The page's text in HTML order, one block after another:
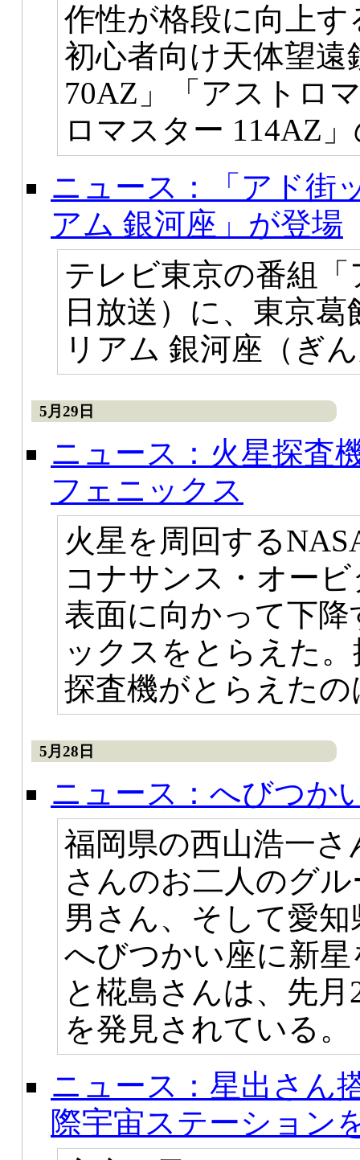
作性が格段に向上
初心者向け天体望
70AZ」「アストロ
ロマスター 114AZ
ニュース：「アド街
アム 銀河座」が登場
テレビ東京の番組
日放送）に、東京
リアム 銀河座（ぎ
5月29日
ニュース：火星探査
フェニックス
火星を周回する
コナサンス・オー
表面に向かって下
ックスをとらえた
探査機がとらえた
5月28日
ニュース：へびつか
福岡県の西山浩一
さんのお二人のグ
男さん、そして愛
へびつかい座に新
と椛島さんは、先
を発見されている。
ニュース：星出さん
際宇宙ステーション